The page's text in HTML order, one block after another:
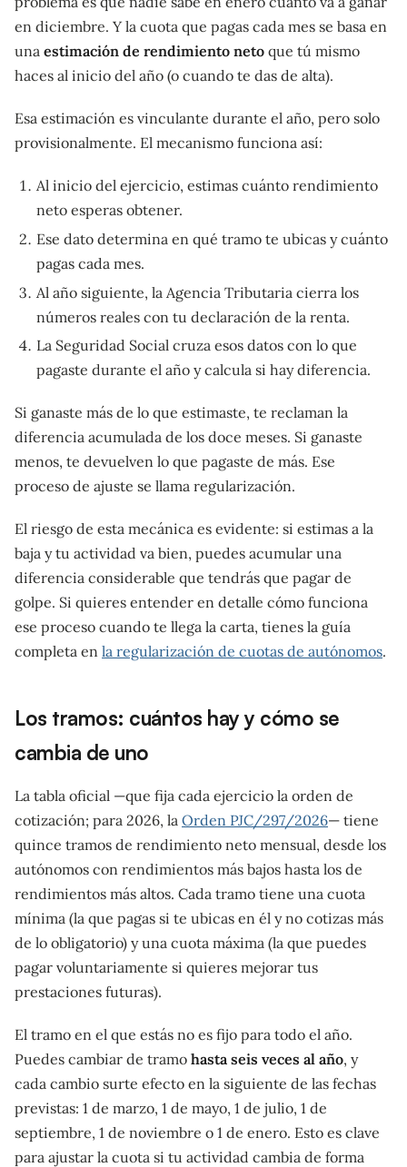
en diciembre. Y la cuota que pagas cada mes se basa en
una estimación de rendimiento neto que tú mismo
haces al inicio del año (o cuando te das de alta).
Esa estimación es vinculante durante el año, pero solo
provisionalmente. El mecanismo funciona así:
Al inicio del ejercicio, estimas cuánto rendimiento
neto esperas obtener.
Ese dato determina en qué tramo te ubicas y cuánto
pagas cada mes.
Al año siguiente, la Agencia Tributaria cierra los
números reales con tu declaración de la renta.
La Seguridad Social cruza esos datos con lo que
pagaste durante el año y calcula si hay diferencia.
Si ganaste más de lo que estimaste, te reclaman la
diferencia acumulada de los doce meses. Si ganaste
menos, te devuelven lo que pagaste de más. Ese
proceso de ajuste se llama regularización.
El riesgo de esta mecánica es evidente: si estimas a la
baja y tu actividad va bien, puedes acumular una
diferencia considerable que tendrás que pagar de
golpe. Si quieres entender en detalle cómo funciona
ese proceso cuando te llega la carta, tienes la guía
completa en la regularización de cuotas de autónomos.
Los tramos: cuántos hay y cómo se
cambia de uno
La tabla oficial —que fija cada ejercicio la orden de
cotización; para 2026, la Orden PJC/297/2026— tiene
quince tramos de rendimiento neto mensual, desde los
autónomos con rendimientos más bajos hasta los de
rendimientos más altos. Cada tramo tiene una cuota
mínima (la que pagas si te ubicas en él y no cotizas más
de lo obligatorio) y una cuota máxima (la que puedes
pagar voluntariamente si quieres mejorar tus
prestaciones futuras).
El tramo en el que estás no es fijo para todo el año.
Puedes cambiar de tramo hasta seis veces al año, y
cada cambio surte efecto en la siguiente de las fechas
previstas: 1 de marzo, 1 de mayo, 1 de julio, 1 de
septiembre, 1 de noviembre o 1 de enero. Esto es clave
para ajustar la cuota si tu actividad cambia de forma